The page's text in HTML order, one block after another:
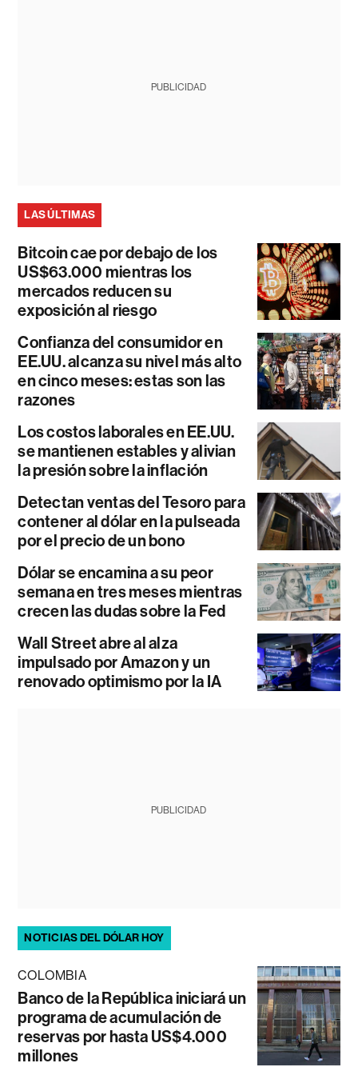
PUBLICIDAD
LAS ÚLTIMAS
Bitcoin cae por debajo de los
US$63.000 mientras los
mercados reducen su
exposición al riesgo
Confianza del consumidor en
EE.UU. alcanza su nivel más alto
en cinco meses: estas son las
razones
Los costos laborales en EE.UU.
se mantienen estables y alivian
la presión sobre la inflación
Detectan ventas del Tesoro para
contener al dólar en la pulseada
por el precio de un bono
Dólar se encamina a su peor
semana en tres meses mientras
crecen las dudas sobre la Fed
Wall Street abre al alza
impulsado por Amazon y un
renovado optimismo por la IA
PUBLICIDAD
NOTICIAS DEL DÓLAR HOY
COLOMBIA
Banco de la República iniciará un
programa de acumulación de
reservas por hasta US$4.000
millones